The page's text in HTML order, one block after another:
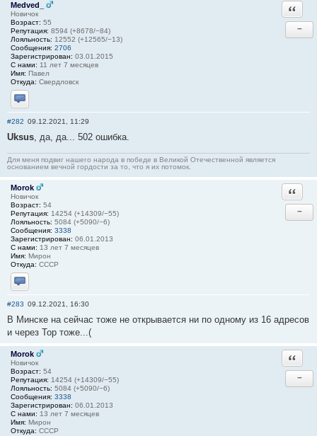
Medved_
Новичок
Возраст: 55
Репутация: 8594 (+8678/−84)
Лояльность: 12552 (+12565/−13)
Сообщения: 2706
Зарегистрирован: 03.01.2015
С нами: 11 лет 7 месяцев
Имя: Павел
Откуда: Свердловск
Отправить личное сообщение
−
#282 09.12.2021, 11:29
Uksus, да, да... 502 ошибка.
Для меня подвиг нашего народа в победе в Великой Отечественной является
основанием вечной гордости за то, что я их потомок.
Morok
Новичок
Возраст: 54
Репутация: 14254 (+14309/−55)
Лояльность: 5084 (+5090/−6)
Сообщения: 3338
Зарегистрирован: 06.01.2013
С нами: 13 лет 7 месяцев
Имя: Мирон
Откуда: СССР
Отправить личное сообщение
−
#283 09.12.2021, 16:30
В Минске на сейчас тоже не открывается ни по одному из 16 адресов
и через Тор тоже...(
Morok
Новичок
Возраст: 54
Репутация: 14254 (+14309/−55)
Лояльность: 5084 (+5090/−6)
Сообщения: 3338
Зарегистрирован: 06.01.2013
С нами: 13 лет 7 месяцев
Имя: Мирон
Откуда: СССР
−